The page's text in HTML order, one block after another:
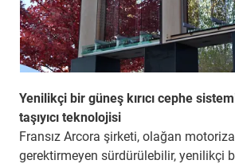
Yenilikçi bir güneş kırıcı cephe
taşıyıcı teknolojisi
Fransız Arcora şirketi, olağan
gerektirmeyen sürdürülebilir, yenilikçi